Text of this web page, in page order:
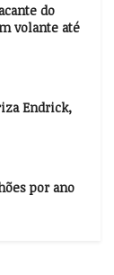
do
volante até
Endrick,
por ano